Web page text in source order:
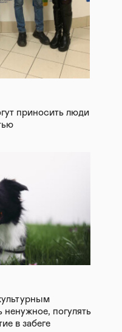
приносить люди
погулять
в забеге